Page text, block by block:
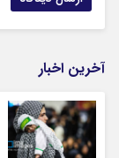
آخرین اخبار